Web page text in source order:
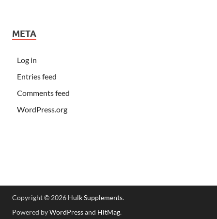
META
Log in
Entries feed
Comments feed
WordPress.org
Copyright © 2026 Hulk Supplements.
Powered byWordPressand HitMag.